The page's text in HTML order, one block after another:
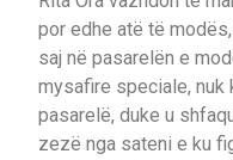
por edhe atë të
saj në pasarelën e
mysafire speciale, nuk
pasarelë, duke u
zezë nga sateni e ku